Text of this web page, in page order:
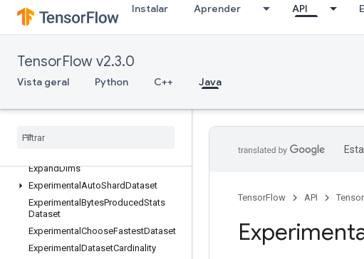
Instalar Aprender API
TensorFlow v2.3.0
Vista geral Python C++ Java
EnqueueTPUEmbeddingIntegerBatch
EnqueueTPUEmbeddingRaggedTensorBatch
EnqueueTPUEmbeddingSparseTensorBatch
EnsureShape
Euclidean
ExpandDims
Experimental AutoShardDataset
Experimental BytesProducedStats
Dataset
Experimental ChooseFastestDataset
Experimental DatasetCardinality
TensorFlow API